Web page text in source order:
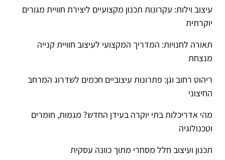
עיצוב וילות: עקרונות תכנון מקצועיים ליצירת חוויית מגורים
יוקרתית
תאורה לחנויות: המדריך המקצועי לעיצוב חוויית קנייה
מנצחת
ריהוט רחוב וגן: פתרונות עיצוביים חכמים לשדרוג המרחב
החיצוני
מהי אדריכלות בתי יוקרה בעידן החדש? מגמות, חומרים
וטכנולוגיה
תכנון ועיצוב חלל מסחרי מתוך כוונה עסקית